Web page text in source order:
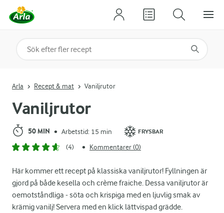
Vaniljrutor
50 MIN • Arbetstid: 15 min FRYSBAR
(4) • Kommentarer (0)
Här kommer ett recept på klassiska vaniljrutor! Fyllningen är
gjord på både kesella och crème fraiche. Dessa vaniljrutor är
oemotståndliga - söta och krispiga med en ljuvlig smak av
krämig vanilj! Servera med en klick lättvispad grädde.
Arla Recept & mat Vaniljrutor
Sök på kategori eller ingrediens